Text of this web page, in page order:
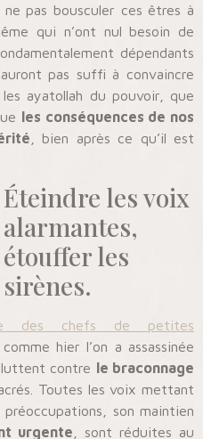
pas bousculer ces êtres à
qui n’ont nul besoin de
dépendants
pas suffi à convaincre
ayatollah du pouvoir, que
les conséquences de nos
, bien après ce qu’il est
Éteindre les voix
alarmantes,
étouffer les
sirènes.
des chefs de petites
comme hier l’on a assassinée
luttent contre le braconnage
Toutes les voix mettant
son maintien
urgente , sont réduites au